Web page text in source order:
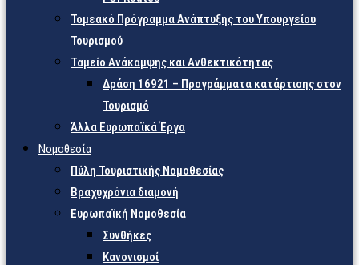
Τομεακό Πρόγραμμα Ανάπτυξης του Υπουργείου
Τουρισμού
Ταμείο Ανάκαμψης και Ανθεκτικότητας
Δράση 16921 – Προγράμματα κατάρτισης στον
Τουρισμό
Άλλα Ευρωπαϊκά Έργα
Νομοθεσία
Πύλη Τουριστικής Νομοθεσίας
Βραχυχρόνια διαμονή
Ευρωπαϊκή Νομοθεσία
Συνθήκες
Κανονισμοί